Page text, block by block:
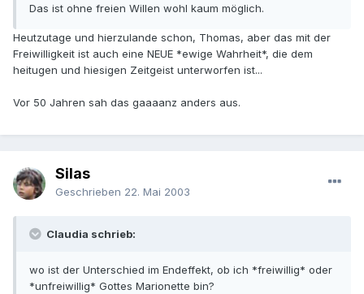
Das ist ohne freien Willen wohl kaum möglich.
Heutzutage und hierzulande schon, Thomas, aber das mit der
Freiwilligkeit ist auch eine NEUE *ewige Wahrheit*, die dem
heitugen und hiesigen Zeitgeist unterworfen ist...
Vor 50 Jahren sah das gaaaanz anders aus.
Silas
Geschrieben 22. Mai 2003
Claudia schrieb:
wo ist der Unterschied im Endeffekt, ob ich *freiwillig* oder
*unfreiwillig* Gottes Marionette bin?